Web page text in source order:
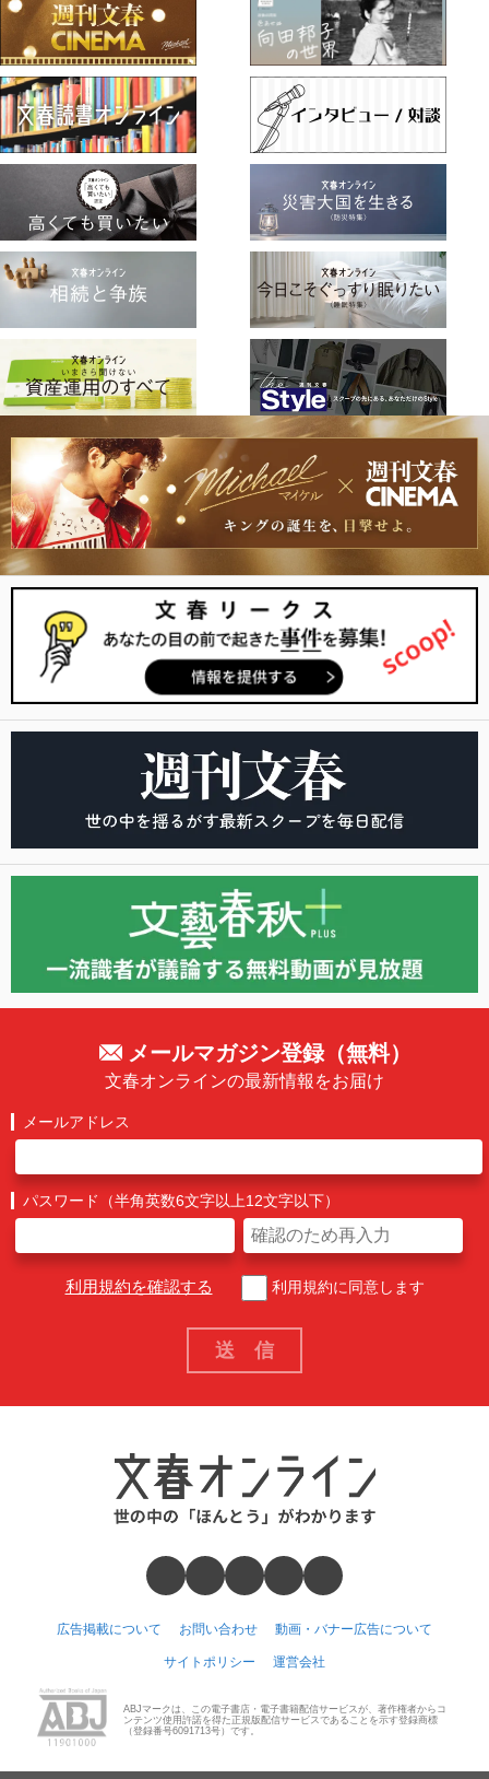
メールマガジン登録（無料）
文春オンラインの最新情報をお届け
メールアドレス
パスワード（半角英数6文字以上12文字以下）
利用規約を確認する 利用規約に同意します
広告掲載について お問い合わせ 動画・バナー広告について
サイトポリシー 運営会社
ABJマークは、この電子書店・電子書籍配信サービスが、著作権者からコ
ンテンツ使用許諾を得た正規版配信サービスであることを示す登録商標
（登録番号6091713号）です。